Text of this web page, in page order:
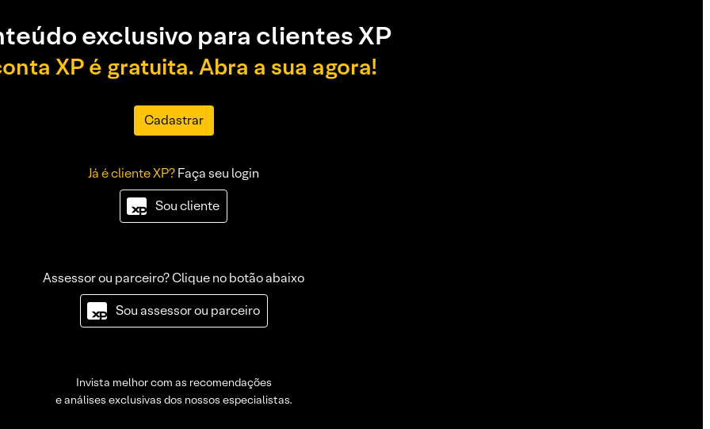
exclusivo para clientes XP
XP é gratuita. Abra a sua agora!
Cadastrar
Já é cliente XP?Faça seu login
Sou cliente
Assessor ou parceiro? Clique no botão abaixo
Sou assessor ou parceiro
Invista melhor com as recomendações
e análises exclusivas dos nossos especialistas.